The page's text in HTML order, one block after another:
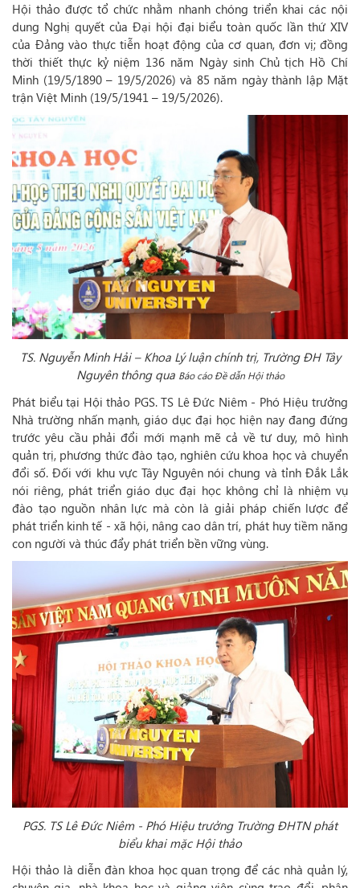
Hội thảo được tổ chức nhằm nhanh chóng triển khai các nội
dung Nghị quyết của Đại hội đại biểu toàn quốc lần thứ XIV
của Đảng vào thực tiễn hoạt động của cơ quan, đơn vị; đồng
thời thiết thực kỷ niệm 136 năm Ngày sinh Chủ tịch Hồ Chí
Minh (19/5/1890 – 19/5/2026) và 85 năm ngày thành lập Mặt
trận Việt Minh (19/5/1941 – 19/5/2026).
TS. Nguyễn Minh Hải – Khoa Lý luận chính trị, Trường ĐH Tây
Nguyên thông qua Báo cáo Đề dẫn Hội thảo
Phát biểu tại Hội thảo PGS. TS Lê Đức Niêm - Phó Hiệu trưởng
Nhà trường nhấn mạnh, giáo dục đại học hiện nay đang đứng
trước yêu cầu phải đổi mới mạnh mẽ cả về tư duy, mô hình
quản trị, phương thức đào tạo, nghiên cứu khoa học và chuyển
đổi số. Đối với khu vực Tây Nguyên nói chung và tỉnh Đắk Lắk
nói riêng, phát triển giáo dục đại học không chỉ là nhiệm vụ
đào tạo nguồn nhân lực mà còn là giải pháp chiến lược để
phát triển kinh tế - xã hội, nâng cao dân trí, phát huy tiềm năng
con người và thúc đẩy phát triển bền vững vùng.
PGS. TS Lê Đức Niêm - Phó Hiệu trưởng Trường ĐHTN phát
biểu khai mặc Hội thảo
Hội thảo là diễn đàn khoa học quan trọng để các nhà quản lý,